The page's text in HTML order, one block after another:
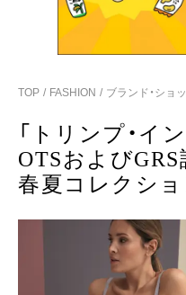
TOP FASHION ブランド・ショ
「トリンプ・イ
OTSおよび
春夏コレクシ